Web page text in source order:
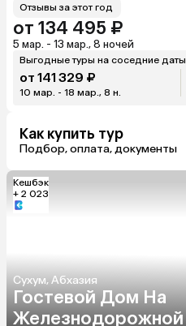
Отзывы за этот год
от 134 495 ₽
5 мар. - 13 мар., 8 ночей
Выгодные туры на соседние даты
от 141 329 ₽
10 мар. - 18 мар., 8 н.
Как купить тур
Подбор, оплата, документы
Кешбэк
+ 2 023
Сухум, Абхазия
Гостевой Дом На
Железнодорожной